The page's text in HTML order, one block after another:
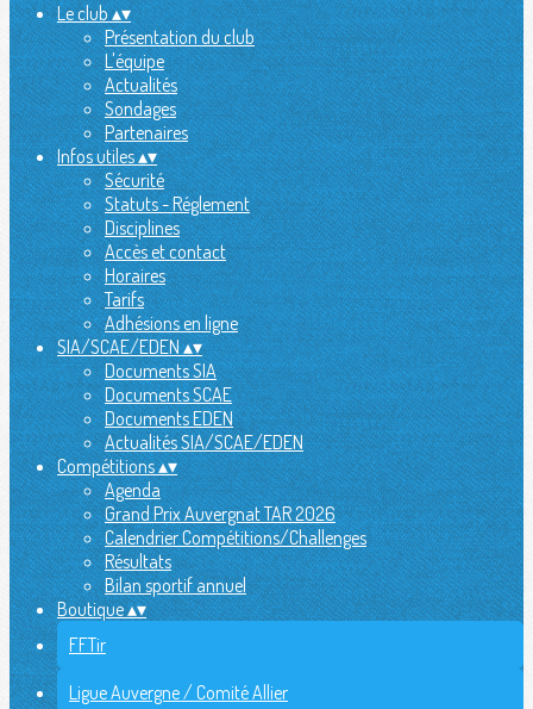
Le club▴▾
Présentation du club
L'équipe
Actualités
Sondages
Partenaires
Infos utiles▴▾
Sécurité
Statuts - Réglement
Disciplines
Accès et contact
Horaires
Tarifs
Adhésions en ligne
SIA/SCAE/EDEN▴▾
Documents SIA
Documents SCAE
Documents EDEN
Actualités SIA/SCAE/EDEN
Compétitions▴▾
Agenda
Grand Prix Auvergnat TAR 2026
Calendrier Compétitions/Challenges
Résultats
Bilan sportif annuel
Boutique▴▾
FFTir
Ligue Auvergne / Comité Allier